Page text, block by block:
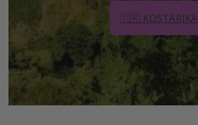
🇨🇷 KOSTARIKA